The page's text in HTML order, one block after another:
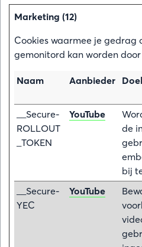
Marketing (12)
Cookies waarmee je gedrag
gemonitord kan worden
Naam Aanbieder Doel
__Secure-
ROLLOUT
_TOKEN
YouTube
de
bij
__Secure-
YEC
YouTube